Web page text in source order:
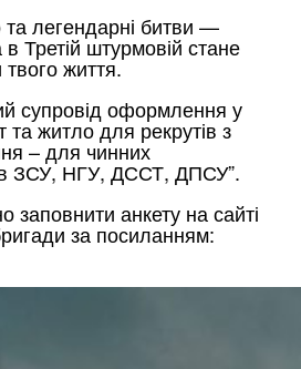
та легендарні битви —
Третій штурмовій стане
життя.
супровід оформлення у
та житло для рекрутів з
– для чинних
ЗСУ, НГУ, ДССТ, ДПСУ”.
заповнити анкету на сайті
за посиланням: